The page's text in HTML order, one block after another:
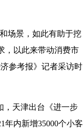
场景，如此有助于挖
，以此来带动消费市
参考报》记者采访时
，天津出台《进一步
年内新增35000个小客